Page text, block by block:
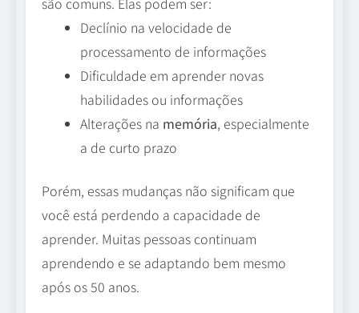
Declínio na velocidade de
processamento de informações
Dificuldade em aprender novas
habilidades ou informações
Alterações na memória, especialmente
a de curto prazo
Porém, essas mudanças não significam que
você está perdendo a capacidade de
aprender. Muitas pessoas continuam
aprendendo e se adaptando bem mesmo
após os 50 anos.